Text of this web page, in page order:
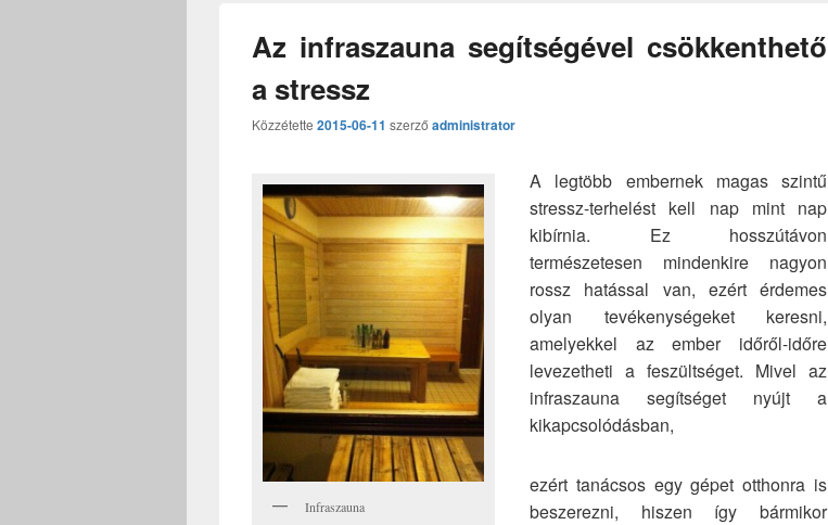
Az infraszauna segítségével csökkenthető
a stressz
Közzétette 2015-06-11 szerző administrator
Infraszauna
A legtöbb embernek magas szintű
stressz-terhelést kell nap mint nap
kibírnia. Ez hosszútávon
természetesen mindenkire nagyon
rossz hatással van, ezért érdemes
olyan tevékenységeket keresni,
amelyekkel az ember időről-időre
levezetheti a feszültséget. Mivel az
infraszauna segítséget nyújt a
kikapcsolódásban,
ezért tanácsos egy gépet otthonra is
beszerezni, hiszen így bármikor